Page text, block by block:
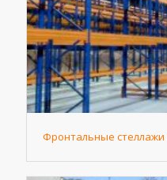
Фронтальные стеллажи